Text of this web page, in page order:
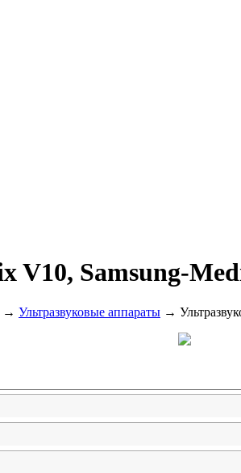
V10, Samsung-
→ Ультразвуковые аппараты →